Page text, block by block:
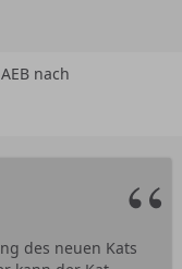
nach
des neuen Kats